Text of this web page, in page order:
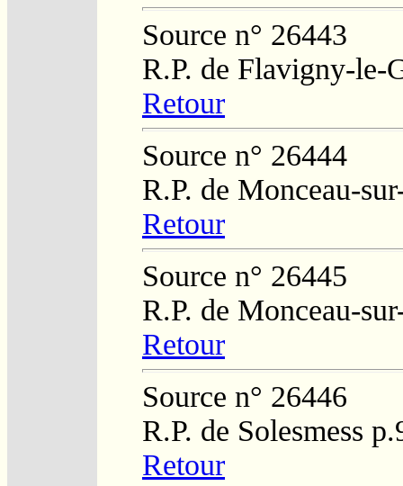
Source n° 26443
R.P. de Flavigny-le-
Retour
Source n° 26444
R.P. de Monceau-
Retour
Source n° 26445
R.P. de Monceau-
Retour
Source n° 26446
R.P. de Solesmess
Retour